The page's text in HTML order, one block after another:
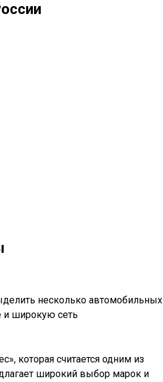
несколько автомобильных
и широкую сеть
которая считается одним из
широкий выбор марок и